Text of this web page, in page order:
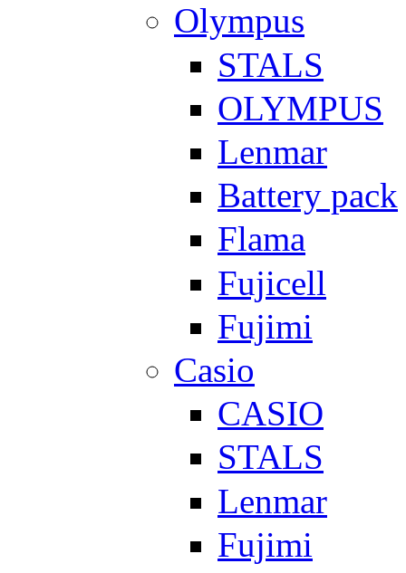
Olympus
STALS
OLYMPUS
Lenmar
Battery pack
Flama
Fujicell
Fujimi
Casio
CASIO
STALS
Lenmar
Fujimi